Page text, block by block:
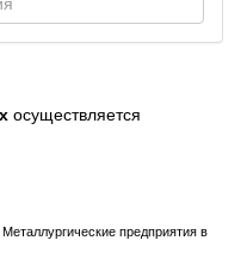
осуществляется
Металлургические предприятия в